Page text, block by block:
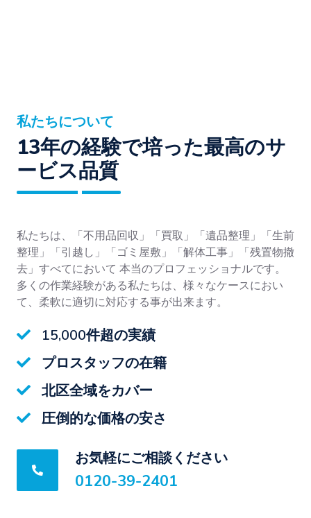
私たちについて
13年の経験で培った最高のサ
ービス品質
私たちは、「不用品回収」「買取」「遺品整理」「生前
整理」「引越し」「ゴミ屋敷」「解体工事」「残置物撤
去」すべてにおいて 本当のプロフェッショナルです。
多くの作業経験がある私たちは、様々なケースにおい
て、柔軟に適切に対応する事が出来ます。
15,000件超の実績
プロスタッフの在籍
北区全域をカバー
圧倒的な価格の安さ
お気軽にご相談ください
0120-39-2401